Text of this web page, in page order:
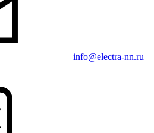
info@electra-nn.ru